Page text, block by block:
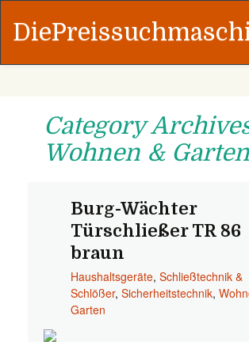
Category
Wohnen & Garten
Burg-Wächter
Türschließer TR 86
braun
Haushaltsgeräte, Schließtechnik &
Schlößer, Sicherheitstechnik,
Garten